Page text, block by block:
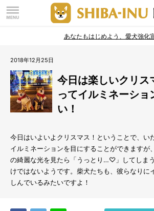
あなたもはじめよう、愛犬強化
2018年12月25日
今日は楽しいクリス
ってイルミネーショ
い！
今日はいよいよクリスマス！ということで、い
イルミネーションを目にすることができますが
の綺麗な光を見たら「うっとり…♡」してしま
けではないようです。柴犬たちも、彼らなりに
しんでいるみたいですよ！